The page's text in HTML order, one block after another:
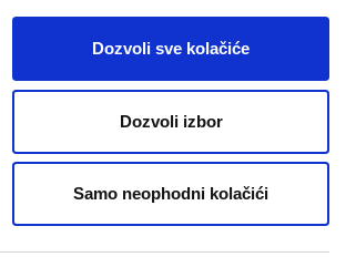
Dozvoli sve kolačiće
Dozvoli izbor
Samo neophodni kolačići